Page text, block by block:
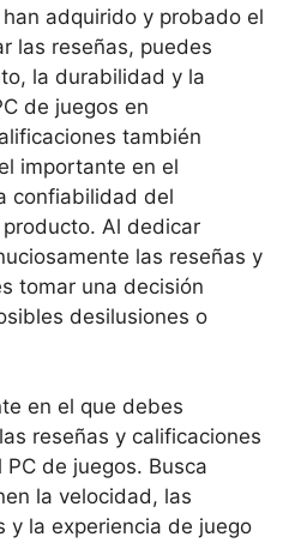
adquirido y probado el
las reseñas, puedes
la durabilidad y la
de juegos en
también
importante en el
confiabilidad del
Al dedicar
las reseñas y
tomar una decisión
desilusiones o
en el que debes
reseñas y calificaciones
de juegos. Busca
la velocidad, las
y la experiencia de juego